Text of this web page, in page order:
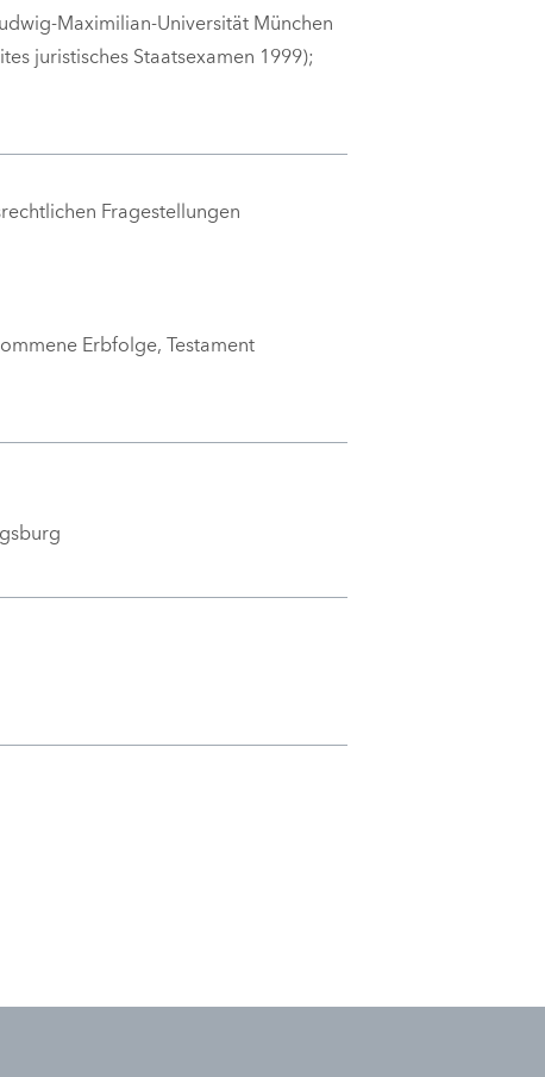
Maximilian-Universität München
juristisches Staatsexamen 1999);
Fragestellungen
Erbfolge, Testament